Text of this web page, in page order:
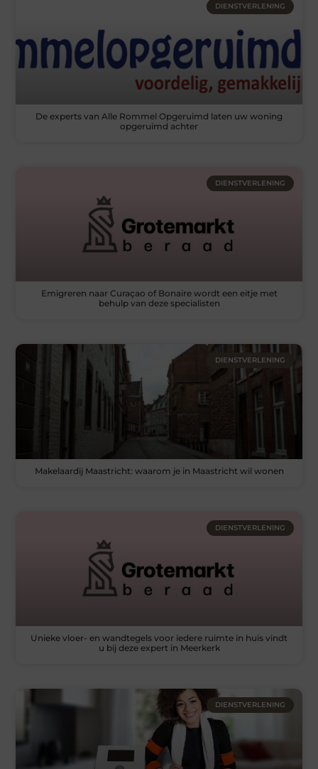
DIENSTVERLENING
De experts van Alle Rommel Opgeruimd laten uw woning
opgeruimd achter
DIENSTVERLENING
Emigreren naar Curaçao of Bonaire wordt een eitje met
behulp van deze specialisten
DIENSTVERLENING
Makelaardij Maastricht: waarom je in Maastricht wil wonen
DIENSTVERLENING
Unieke vloer- en wandtegels voor iedere ruimte in huis vindt
u bij deze expert in Meerkerk
DIENSTVERLENING